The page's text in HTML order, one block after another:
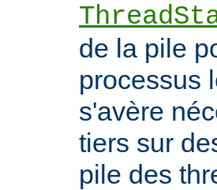
de la pile
processus
s'avère
tiers sur
pile des